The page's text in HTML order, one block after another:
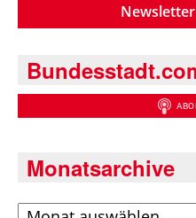
Monatsarchive
Archiv